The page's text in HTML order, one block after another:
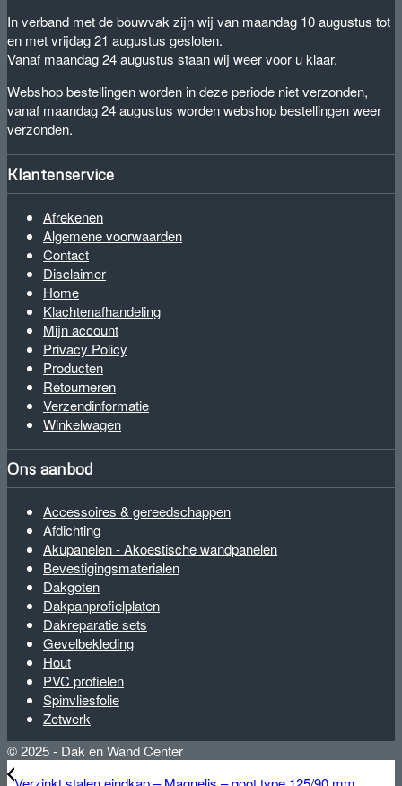
In verband met de bouwvak zijn wij van maandag 10 augustus tot
en met vrijdag 21 augustus gesloten.
Vanaf maandag 24 augustus staan wij weer voor u klaar.
Webshop bestellingen worden in deze periode niet verzonden,
vanaf maandag 24 augustus worden webshop bestellingen weer
verzonden.
Klantenservice
Afrekenen
Algemene voorwaarden
Contact
Disclaimer
Home
Klachtenafhandeling
Mijn account
Privacy Policy
Producten
Retourneren
Verzendinformatie
Winkelwagen
Ons aanbod
Accessoires & gereedschappen
Afdichting
Akupanelen - Akoestische wandpanelen
Bevestigingsmaterialen
Dakgoten
Dakpanprofielplaten
Dakreparatie sets
Gevelbekleding
Hout
PVC profielen
Spinvliesfolie
Zetwerk
© 2025 - Dak en Wand Center